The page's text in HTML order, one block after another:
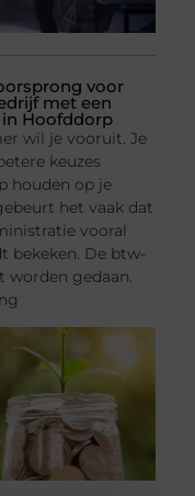
voor
met een
Hoofddorp
wil je vooruit. Je
keuzes
houden op je
het vaak dat
vooral
bekeken. De btw-
worden gedaan.